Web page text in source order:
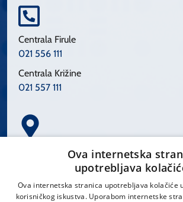
Centrala Firule
021 556 111
Centrala Križine
021 557 111
Spinčićeva 1, 21000 Split
Ova internetska
upotrebljava
Ova internetska stranica upotrebljava kolačiće
korisničkog iskustva. Uporabom internetske